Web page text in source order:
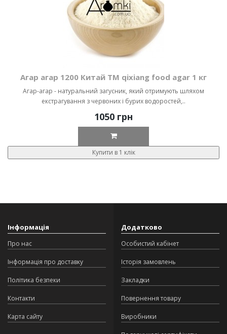
Агар агар 1200 Китай ТМ qixiang food agar 1 кг
Агар-агар - натуральний загусник, який отримують шляхом
екстрагування з червоних і бурих водоростей,..
1050 грн
Купити в 1 клік
Інформація
Про нас
Інформація про доставку
Політика безпеки
Контакти
Карта сайту
Додатково
Особистий кабінет
Історія замовлень
Закладки
Повернення товару
Виробники